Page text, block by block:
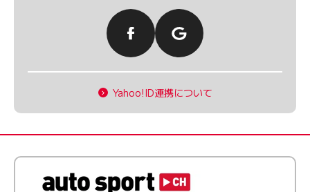
Yahoo!ID連携について